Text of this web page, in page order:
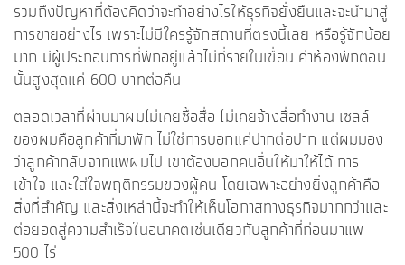
รวมถึงปัญหาที่ต้องคิดว่าจะทำอย่างไรให้ธุรกิจยั่งยืนและจะนำมาสู่
การขายอย่างไร เพราะไม่มีใครรู้จักสถานที่ตรงนี้เลย หรือรู้จักน้อย
มาก มีผู้ประกอบการที่พักอยู่แล้วไม่กี่รายในเขื่อน ค่าห้องพักตอน
นั้นสูงสุดแค่ 600 บาทต่อคืน
ตลอดเวลาที่ผ่านมาผมไม่เคยซื้อสื่อ ไม่เคยจ้างสื่อทำงาน เซลล์
ของผมคือลูกค้าที่มาพัก ไม่ใช่การบอกแค่ปากต่อปาก แต่ผมมอง
ว่าลูกค้ากลับจากแพผมไป เขาต้องบอกคนอื่นให้มาให้ได้ การ
เข้าใจ และใส่ใจพฤติกรรมของผู้คน โดยเฉพาะอย่างยิ่งลูกค้าคือ
สิ่งที่สำคัญ และสิ่งเหล่านี้จะทำให้เห็นโอกาสทางธุรกิจมากกว่าและ
ต่อยอดสู่ความสำเร็จในอนาคตเช่นเดียวกับลูกค้าที่ก่อนมาแพ
500 ไร่